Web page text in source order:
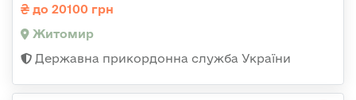
до 20100 грн
Житомир
Державна прикордонна служба України